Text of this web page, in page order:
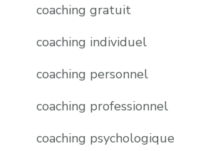
coaching gratuit
coaching individuel
coaching personnel
coaching professionnel
coaching psychologique